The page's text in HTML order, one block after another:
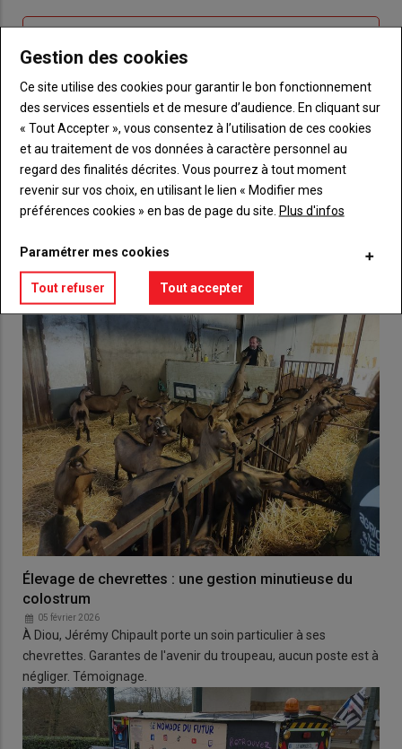
titre
TITRE CRÉEZ UN COMPTE
BodyChoisissez votre formule et créez votre
compte pour accéder à tout {nom-site}.
Lien Créez un compte
Élevage de chevrettes : une gestion minutieuse du
colostrum
05 février 2026
À Diou, Jérémy Chipault porte un soin particulier à ses
chevrettes. Garantes de l'avenir du troupeau, aucun poste est à
négliger. Témoignage.
Gestion des cookies
Ce site utilise des cookies pour garantir le bon fonctionnement
des services essentiels et de mesure d’audience. En cliquant sur
« Tout Accepter », vous consentez à l’utilisation de ces cookies
et au traitement de vos données à caractère personnel au
regard des finalités décrites. Vous pourrez à tout moment
revenir sur vos choix, en utilisant le lien « Modifier mes
préférences cookies » en bas de page du site. Plus d'infos
Paramétrer mes cookies
Tout refuser Tout accepter